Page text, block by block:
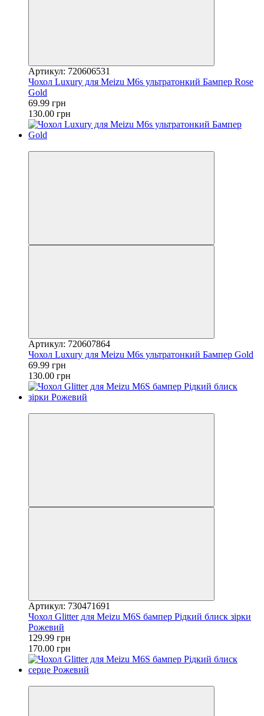
Артикул: 720606531
Чохол Luxury для Meizu M6s ультратонкий Бампер Rose
Gold
69.99 грн
130.00 грн
Артикул: 720607864
Чохол Luxury для Meizu M6s ультратонкий Бампер Gold
69.99 грн
130.00 грн
Артикул: 730471691
Чохол Glitter для Meizu M6S бампер Рідкий блиск зірки
Рожевий
129.99 грн
170.00 грн